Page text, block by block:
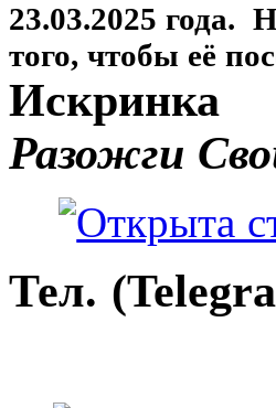
23.03.2025 года.
того, чтобы её
Искринка
Разожги
Тел.